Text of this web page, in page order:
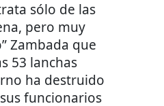
sólo de las
pero muy
Zambada que
53 lanchas
ha destruido
funcionarios